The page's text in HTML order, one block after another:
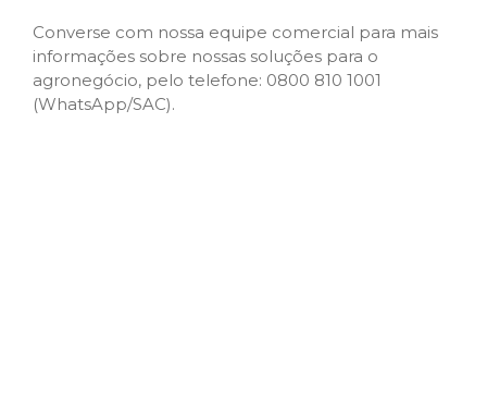
Converse com nossa equipe comercial para mais
informações sobre nossas soluções para o
agronegócio, pelo telefone: 0800 810 1001
(WhatsApp/SAC).